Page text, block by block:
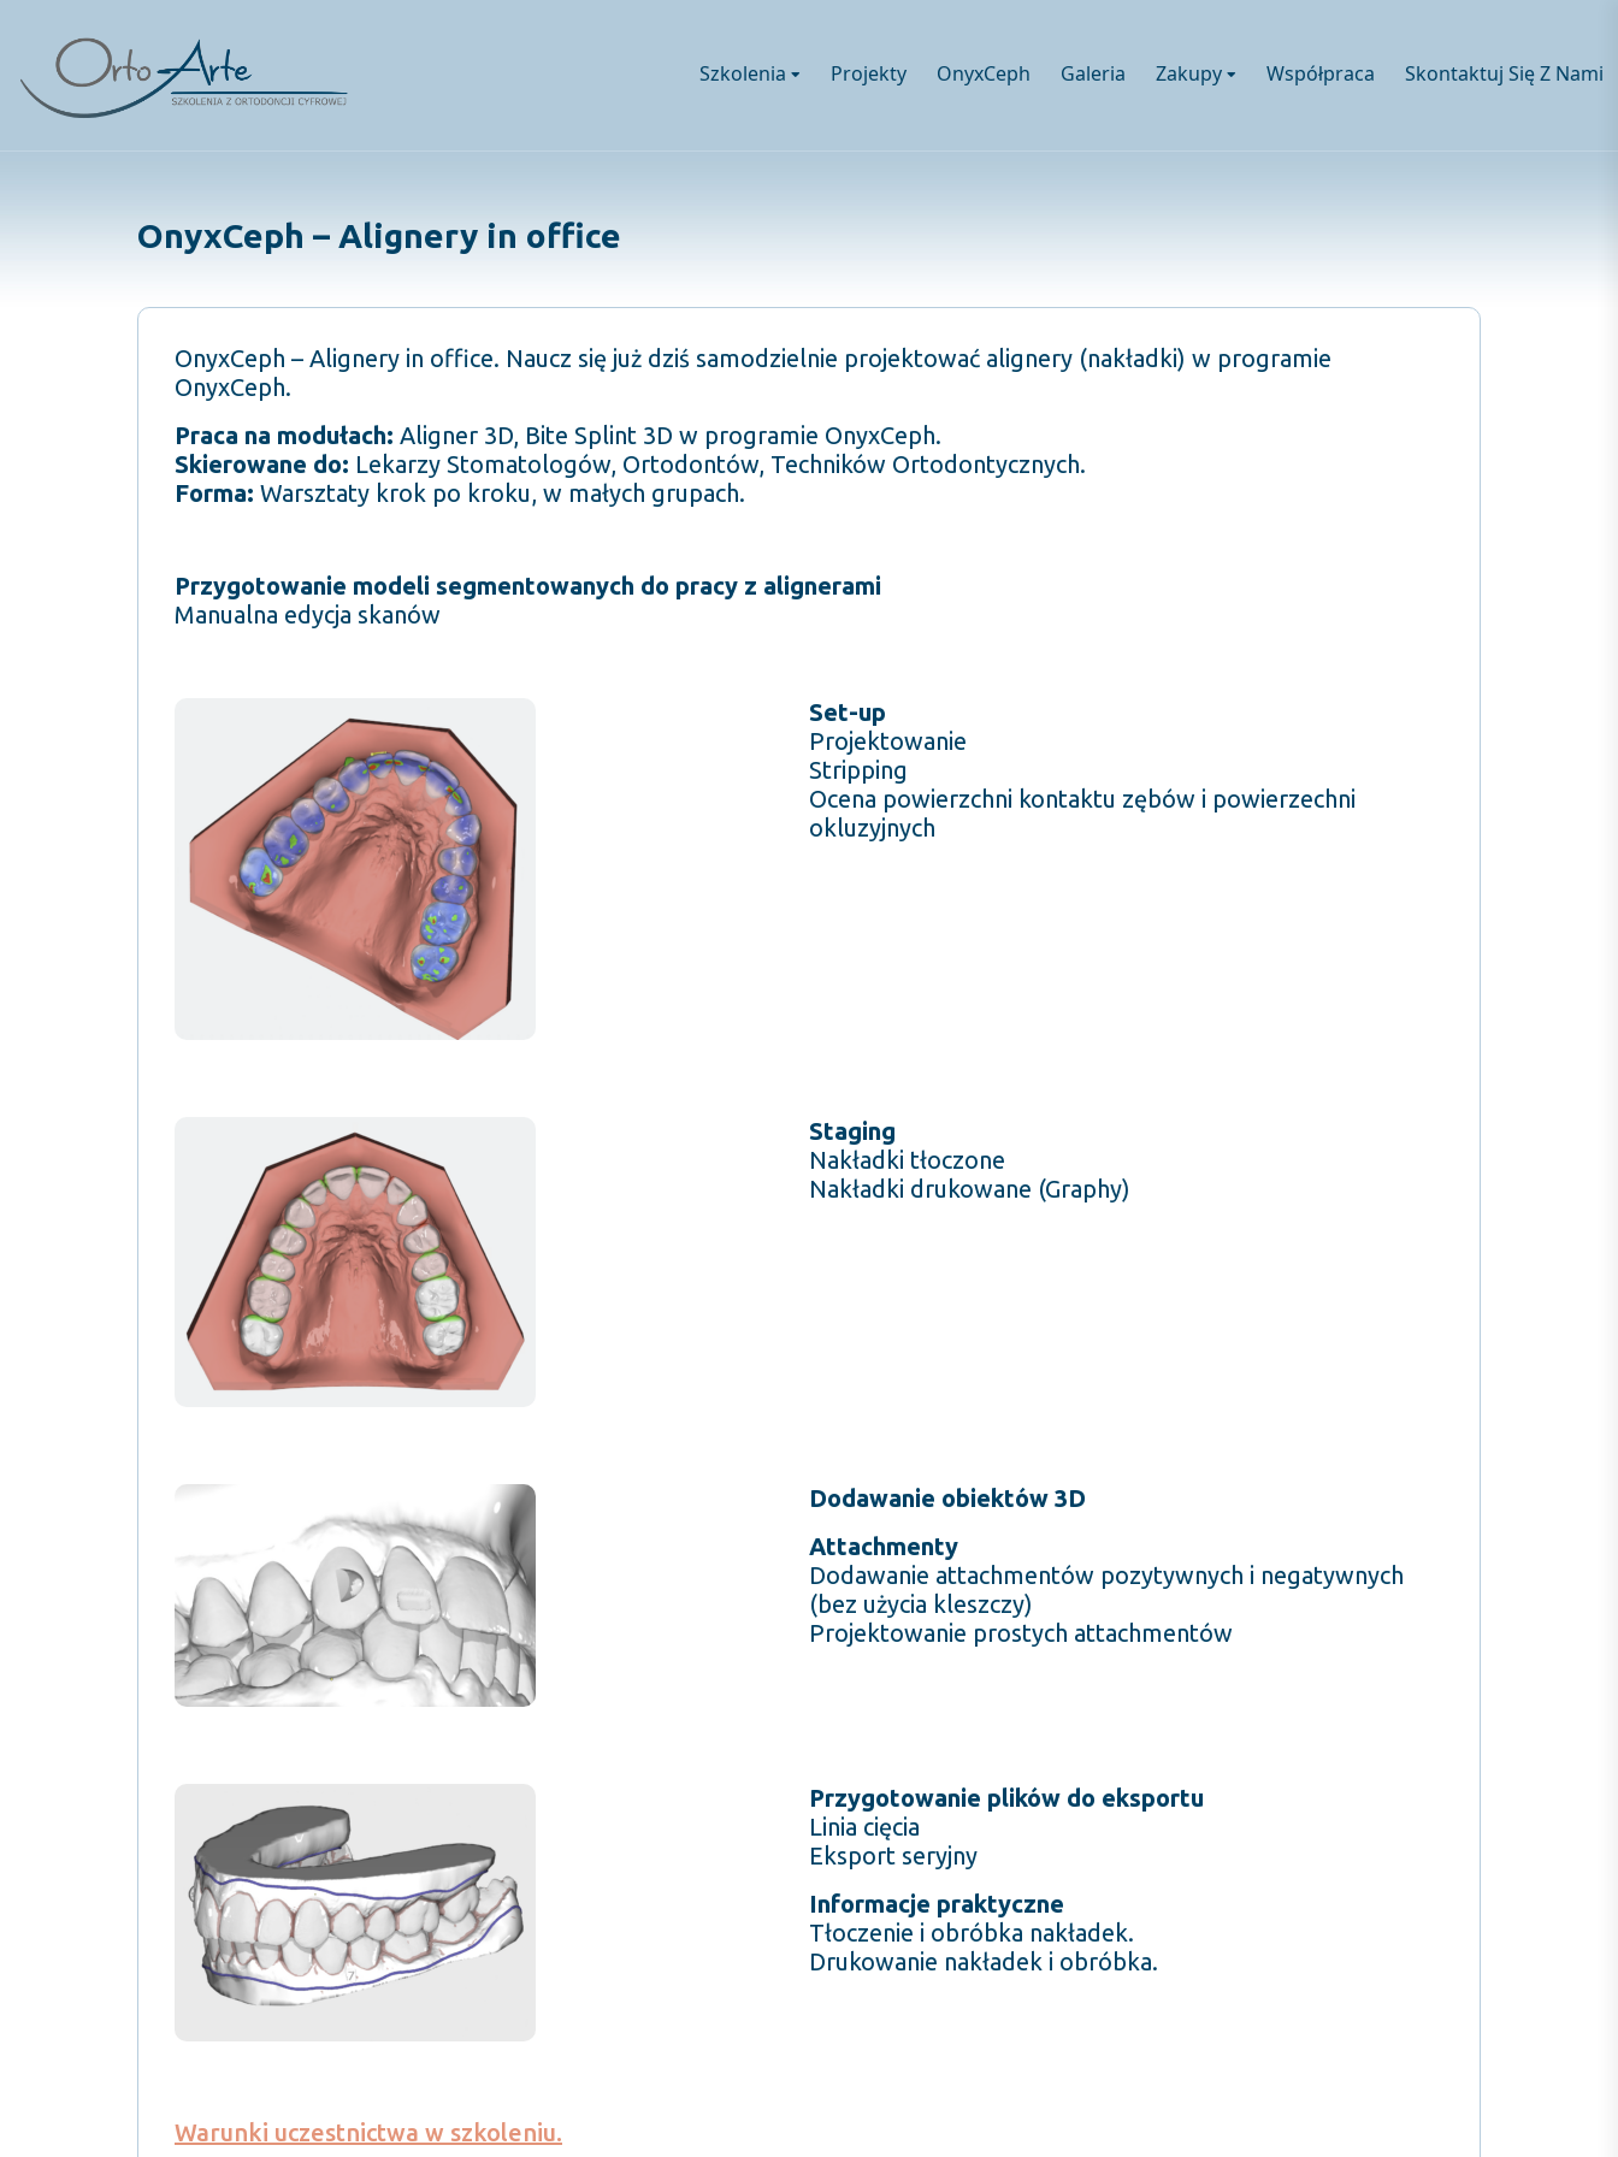
content
Szkolenia Projekty OnyxCeph Galeria Zakupy Współpraca Skontaktuj Się Z Nami
OnyxCeph – Alignery in office
OnyxCeph – Alignery in office. Naucz się już dziś samodzielnie projektować alignery (nakładki) w programie
OnyxCeph.
Praca na modułach: Aligner 3D, Bite Splint 3D w programie OnyxCeph.
Skierowane do: Lekarzy Stomatologów, Ortodontów, Techników Ortodontycznych.
Forma: Warsztaty krok po kroku, w małych grupach.
Przygotowanie modeli segmentowanych do pracy z alignerami
Manualna edycja skanów
Set-up
Projektowanie
Stripping
Ocena powierzchni kontaktu zębów i powierzechni
okluzyjnych
Staging
Nakładki tłoczone
Nakładki drukowane (Graphy)
Dodawanie obiektów 3D
Attachmenty
Dodawanie attachmentów pozytywnych i negatywnych
(bez użycia kleszczy)
Projektowanie prostych attachmentów
Przygotowanie plików do eksportu
Linia cięcia
Eksport seryjny
Informacje praktyczne
Tłoczenie i obróbka nakładek.
Drukowanie nakładek i obróbka.
Warunki uczestnictwa w szkoleniu.